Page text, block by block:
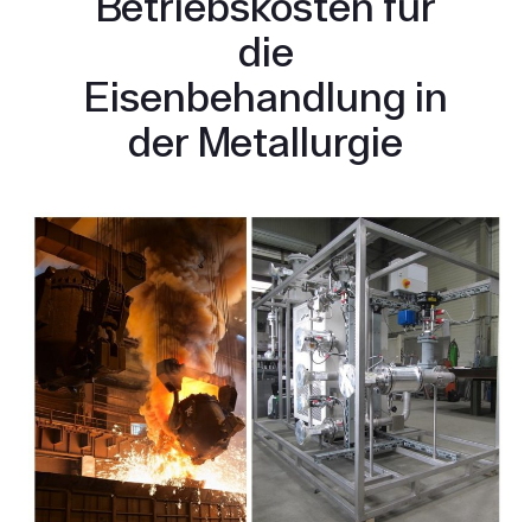
die
Eisenbehandlung in
der Metallurgie